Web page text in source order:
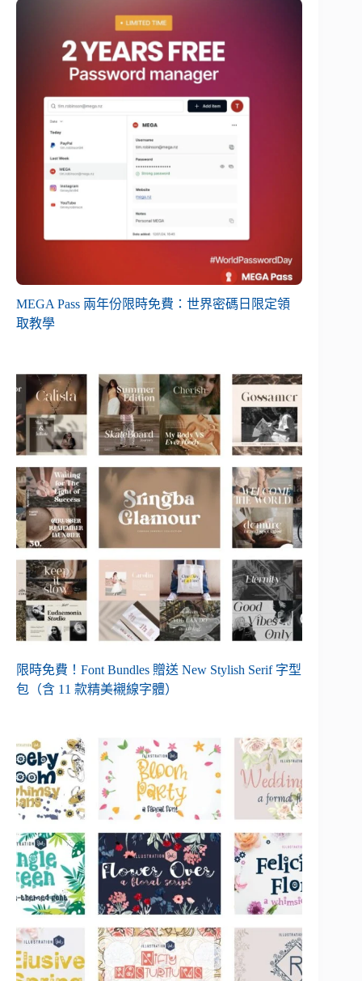
MEGA Pass 兩年份限時免費：世界密碼日限定領
取教學
限時免費！Font Bundles 贈送 New Stylish Serif 字型
包（含 11 款精美襯線字體）